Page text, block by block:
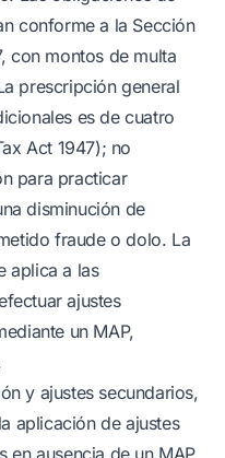
conforme a la Sección
con montos de multa
prescripción general
es de cuatro
Act 1947); no
para practicar
disminución de
fraude o dolo. La
aplica a las
ajustes
un MAP,
y ajustes secundarios,
aplicación de ajustes
en ausencia de un MAP